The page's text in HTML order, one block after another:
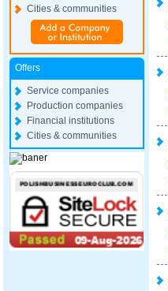
Cities & communities
Offers
Service companies
Production companies
Financial institutions
Cities & communities